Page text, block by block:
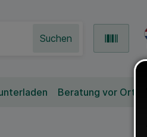
Suchen
Beratung vor Ort